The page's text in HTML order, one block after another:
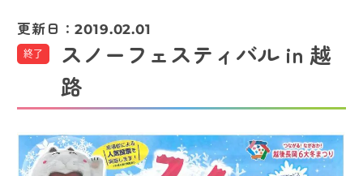
更新日：2019.02.01
終了
スノーフェスティバル in 越
路